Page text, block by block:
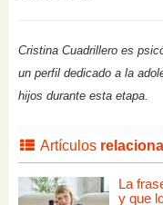
Cristina Cuadrillero es
un perfil dedicado a la
hijos durante esta etapa.
Artículos
La
y que